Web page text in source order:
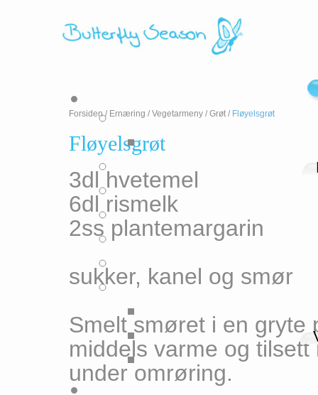
Forsiden/ Ernæring / Vegetarmeny / Grøt / Fløyelsgrøt
Fløyelsgrøt
3dl hvetemel
6dl rismelk
2ss plantemargarin
sukker, kanel og smør
Smelt smøret i en gryte
middels varme og
under omrøring.